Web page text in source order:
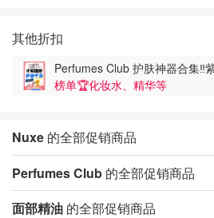
其他折扣
Perfumes Club 护肤神器合集‼️
榜单🏆化妆水、精华等
Nuxe 的全部促销商品
Perfumes Club 的全部促销商品
面部精油 的全部促销商品